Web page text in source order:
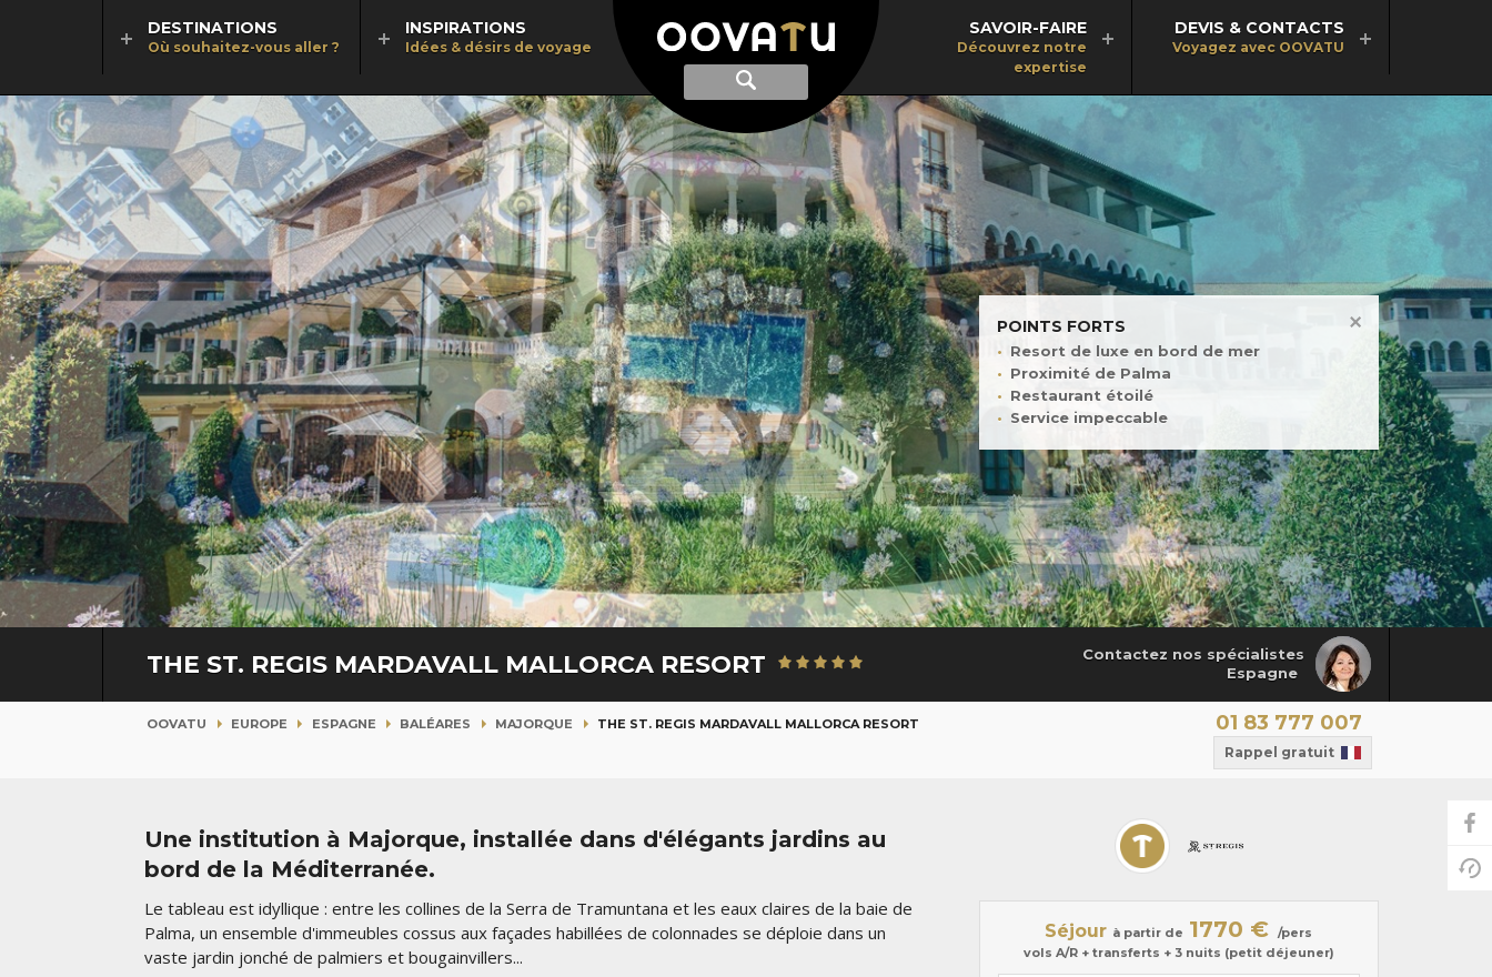
Afficher
recherche
Recherche
DESTINATIONS
Où souhaitez-vous aller ?
INSPIRATIONS
Idées & désirs de voyage
SAVOIR-FAIRE
Découvrez notre
expertise
DEVIS & CONTACTS
Voyagez avec OOVATU
POINTS FORTS
Resort de luxe en bord de mer
Proximité de Palma
Restaurant étoilé
Service impeccable
THE ST. REGIS MARDAVALL MALLORCA RESORT
Contactez nos spécialistes
Espagne
OOVATU EUROPE ESPAGNE BALÉARES MAJORQUE THE ST. REGIS MARDAVALL MALLORCA RESORT 01 83 777 007
Rappel gratuit
Une institution à Majorque, installée dans d'élégants jardins au
bord de la Méditerranée.
Le tableau est idyllique : entre les collines de la Serra de Tramuntana et les eaux claires de la baie de
Palma, un ensemble d'immeubles cossus aux façades habillées de colonnades se déploie dans un
vaste jardin jonché de palmiers et bougainvillers...
Séjour à partir de 1770 € /pers
vols A/R + transferts + 3 nuits (petit déjeuner)